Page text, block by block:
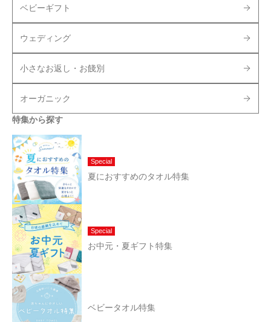
ベビーギフト
ウェディング
小さなお返し・お餞別
オーガニック
特集から探す
Special
夏におすすめのタオル特集
Special
お中元・夏ギフト特集
ベビータオル特集